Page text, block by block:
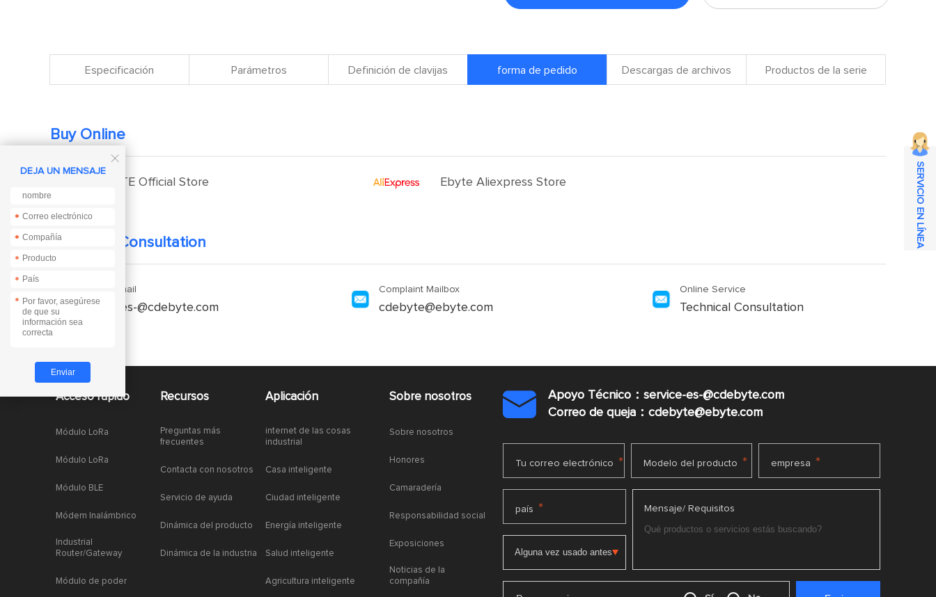
Especificación Parámetros Definición de clavijas forma de pedido Descargas de archivos Productos de la serie
Buy Online
EBYTE Official Store Ebyte Aliexpress Store
Technical Consultation
Enquiry Email
service-es-@cdebyte.com
Complaint Mailbox
cdebyte@ebyte.com
Online Service
Technical Consultation
Acceso rapido
Módulo LoRa
Módulo LoRa
Módulo BLE
Módem Inalámbrico
Industrial
Router/Gateway
Módulo de poder
Recursos
Preguntas más
frecuentes
Contacta con nosotros
Servicio de ayuda
Dinámica del producto
Dinámica de la industria
Aplicación
internet de las cosas
industrial
Casa inteligente
Ciudad inteligente
Energía inteligente
Salud inteligente
Agricultura inteligente
Sobre nosotros
Sobre nosotros
Honores
Camaradería
Responsabilidad social
Exposiciones
Noticias de la
compañía

Apoyo Técnico：service-es-@cdebyte.com
Correo de queja：cdebyte@ebyte.com
Tu correo electrónico * Modelo del producto * empresa *
país * Mensaje/ Requisitos

DEJA UN MENSAJE
*
*
*
*
*
*
*
SERVICIO EN LÍNEA